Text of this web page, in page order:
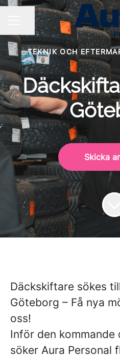
KARRIÄRMENY
Dela sidan
TEKNIK OCH
Skicka
Däckskiftare sökes
Göteborg – Få nya
oss!
Inför den kommande
söker Aura Personal